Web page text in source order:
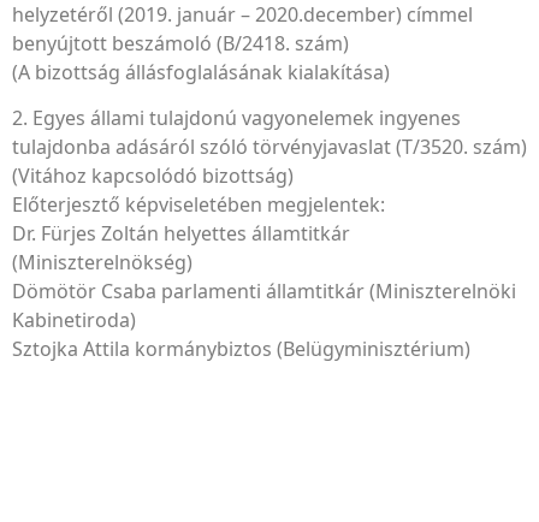
helyzetéről (2019. január – 2020.december) címmel
benyújtott beszámoló (B/2418. szám)
(A bizottság állásfoglalásának kialakítása)
2. Egyes állami tulajdonú vagyonelemek ingyenes
tulajdonba adásáról szóló törvényjavaslat (T/3520. szám)
(Vitához kapcsolódó bizottság)
Előterjesztő képviseletében megjelentek:
Dr. Fürjes Zoltán helyettes államtitkár
(Miniszterelnökség)
Dömötör Csaba parlamenti államtitkár (Miniszterelnöki
Kabinetiroda)
Sztojka Attila kormánybiztos (Belügyminisztérium)